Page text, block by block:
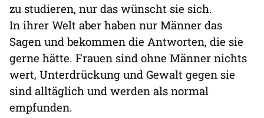
zu studieren, nur das wünscht sie sich.
In ihrer Welt aber haben nur Männer das
Sagen und bekommen die Antworten, die sie
gerne hätte. Frauen sind ohne Männer nichts
wert, Unterdrückung und Gewalt gegen sie
sind alltäglich und werden als normal
empfunden.